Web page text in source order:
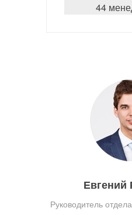
44
Евгений
Руководитель